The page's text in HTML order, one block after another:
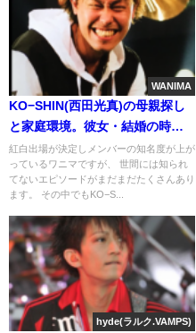
WANIMA
KO−SHIN(西田光真)の母親探し
と家庭環境。彼女・結婚の時期
は？スタイル良し(身長)のイケメ
ン(画像)
紅白出場が決定しメンバーの知名度が上が
っているワニマですが、 世間には知られ
てないエピソードがまだまだたくさんあり
ます。 その中でもKO−S...
hyde(ラルク.VAMPS)